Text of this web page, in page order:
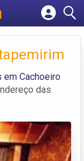
em Cachoeiro
das